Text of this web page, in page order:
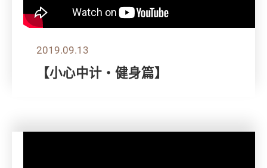
2019.09.13
【小心中计‧健身篇】